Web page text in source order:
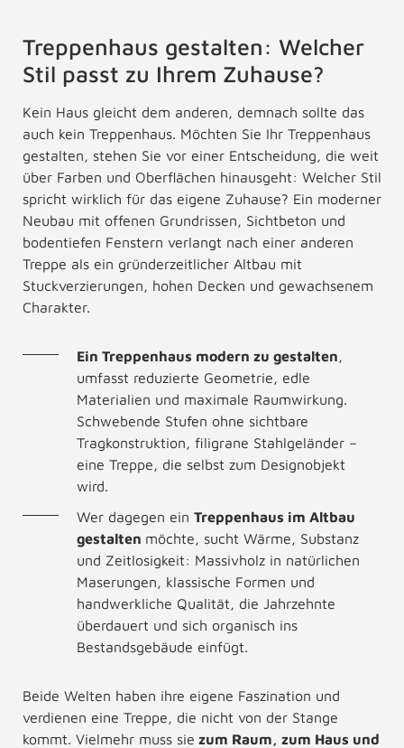
Treppenhaus gestalten: Welcher
Stil passt zu Ihrem Zuhause?
Kein Haus gleicht dem anderen, demnach sollte das
auch kein Treppenhaus. Möchten Sie Ihr Treppenhaus
gestalten, stehen Sie vor einer Entscheidung, die weit
über Farben und Oberflächen hinausgeht: Welcher Stil
spricht wirklich für das eigene Zuhause? Ein moderner
Neubau mit offenen Grundrissen, Sichtbeton und
bodentiefen Fenstern verlangt nach einer anderen
Treppe als ein gründerzeitlicher Altbau mit
Stuckverzierungen, hohen Decken und gewachsenem
Charakter.
Ein Treppenhaus modern zu gestalten,
umfasst reduzierte Geometrie, edle
Materialien und maximale Raumwirkung.
Schwebende Stufen ohne sichtbare
Tragkonstruktion, filigrane Stahlgeländer –
eine Treppe, die selbst zum Designobjekt
wird.
Wer dagegen ein Treppenhaus im Altbau
gestalten möchte, sucht Wärme, Substanz
und Zeitlosigkeit: Massivholz in natürlichen
Maserungen, klassische Formen und
handwerkliche Qualität, die Jahrzehnte
überdauert und sich organisch ins
Bestandsgebäude einfügt.
Beide Welten haben ihre eigene Faszination und
verdienen eine Treppe, die nicht von der Stange
kommt. Vielmehr muss sie zum Raum, zum Haus und